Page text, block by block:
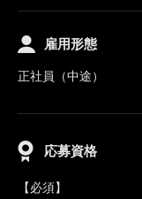
雇用形態
正社員（中途）
応募資格
【必須】